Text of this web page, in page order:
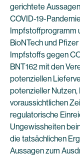
gerichtete
COVID-19-
Impfstoffprogramm
BioNTech und
Impfstoffs gegen
BNT162 mit den
potenziellen
potenzieller
voraussichtlichen
regulatorische
Ungewissheiten
die tatsächlichen
Aussagen zum